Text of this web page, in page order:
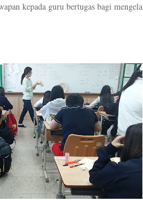
kepada guru bertugas bagi